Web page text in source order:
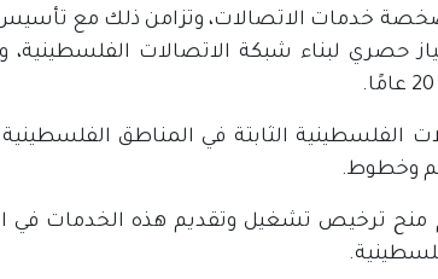
بخصخصة خدمات الاتصالات، وتزامن ذلك مع
حصري لبناء شبكة الاتصالات
الاتصالات الفلسطينية الثابتة في المناطق
وخطوط.
إذ تم منح ترخيص تشغيل وتقديم هذه الخدمات في